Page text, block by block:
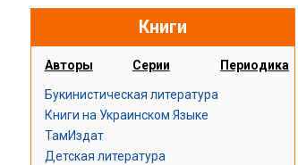
Книги
Авторы Серии Периодика
Букинистическая литература
Книги на Украинском Языке
ТамИздат
Детская литература